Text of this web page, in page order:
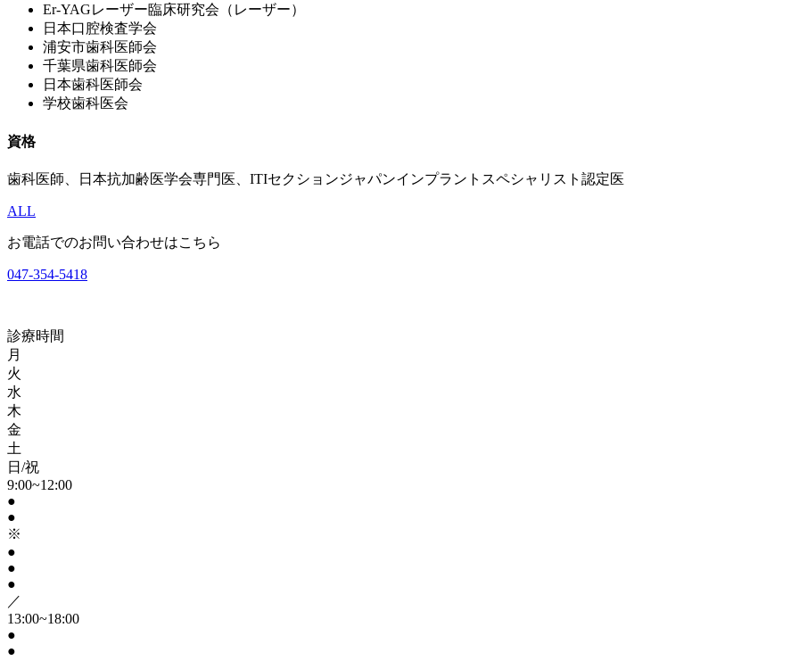
Er-YAGレーザー臨床研究会（レーザー）
日本口腔検査学会
浦安市歯科医師会
千葉県歯科医師会
日本歯科医師会
学校歯科医会
資格
歯科医師、日本抗加齢医学会専門医、ITIセクションジャパンインプラントスペシャリスト認定医
ALL
お電話でのお問い合わせはこちら
047-354-5418
診療時間
月
火
水
木
金
土
日/祝
9:00~12:00
●
●
※
●
●
●
／
13:00~18:00
●
●